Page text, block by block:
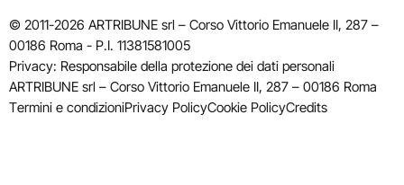
© 2011-2026 ARTRIBUNE srl – Corso Vittorio Emanuele II, 287 –
00186 Roma - P.I. 11381581005
Privacy: Responsabile della protezione dei dati personali
ARTRIBUNE srl – Corso Vittorio Emanuele II, 287 – 00186 Roma
Termini e condizioniPrivacy PolicyCookie PolicyCredits